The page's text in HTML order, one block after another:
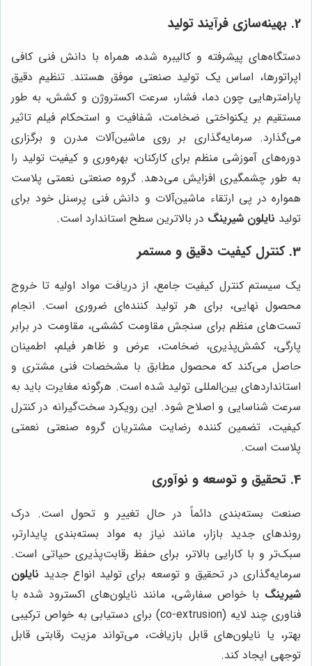
2. بهینه‌سازی فرآیند تولید
دستگاه‌های پیشرفته و کالیبره شده، همراه با دانش فنی کافی
اپراتورها، اساس یک تولید صنعتی موفق هستند. تنظیم دقیق
پارامترهایی چون دما، فشار، سرعت اکستروژن و کشش، به طور
مستقیم بر یکنواختی ضخامت، شفافیت و استحکام فیلم تاثیر
می‌گذارد. سرمایه‌گذاری بر روی ماشین‌آلات مدرن و برگزاری
دوره‌های آموزشی منظم برای کارکنان، بهره‌وری و کیفیت تولید را
به طور چشمگیری افزایش می‌دهد. گروه صنعتی نعمتی پلاست
همواره در پی ارتقاء ماشین‌آلات و دانش فنی پرسنل خود برای
تولید نایلون شیرینگ در بالاترین سطح استاندارد است.
3. کنترل کیفیت دقیق و مستمر
یک سیستم کنترل کیفیت جامع، از دریافت مواد اولیه تا خروج
محصول نهایی، برای هر تولید کننده‌ای ضروری است. انجام
تست‌های منظم برای سنجش مقاومت کششی، مقاومت در برابر
پارگی، کشش‌پذیری، ضخامت، عرض و ظاهر فیلم، اطمینان
حاصل می‌کند که محصول مطابق با مشخصات فنی مشتری و
استانداردهای بین‌المللی تولید شده است. هرگونه مغایرت باید به
سرعت شناسایی و اصلاح شود. این رویکرد سخت‌گیرانه در کنترل
کیفیت، تضمین کننده رضایت مشتریان گروه صنعتی نعمتی
پلاست است.
4. تحقیق و توسعه و نوآوری
صنعت بسته‌بندی دائماً در حال تغییر و تحول است. درک
روندهای جدید بازار، مانند نیاز به مواد بسته‌بندی پایدارتر،
سبک‌تر و با کارایی بالاتر، برای حفظ رقابت‌پذیری حیاتی است.
سرمایه‌گذاری در تحقیق و توسعه برای تولید انواع جدید نایلون
شیرینگ با خواص سفارشی، مانند نایلون‌های اکسترود شده با
فناوری چند لایه (co-extrusion) برای دستیابی به خواص ترکیبی
بهتر، یا نایلون‌های قابل بازیافت، می‌تواند مزیت رقابتی قابل
توجهی ایجاد کند.